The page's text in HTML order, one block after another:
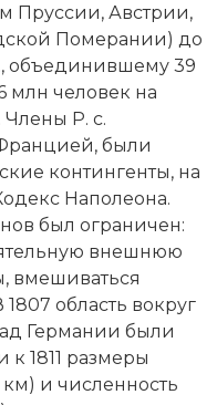
и организации
Пруссии, Австрии,
Померании) до
объединившему 39
млн человек на
Члены Р. с.
были
контингенты, на
Наполеона.
был ограничен:
внешнюю
вмешиваться
область вокруг
Германии были
1811 размеры
км) и численность